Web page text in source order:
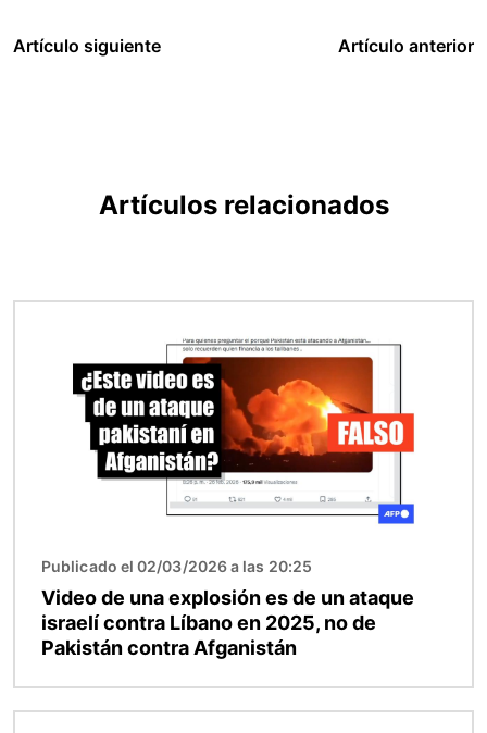
Artículo siguiente Artículo anterior
Artículos relacionados
Publicado el 02/03/2026 a las 20:25
Video de una explosión es de un ataque
israelí contra Líbano en 2025, no de
Pakistán contra Afganistán